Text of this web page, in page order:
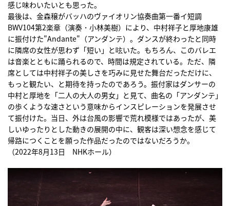
感じ味わいたいとも思った。
最後は、金森穣がバッハのヴァイオリン協奏曲第一番イ短調
BWV104第2楽章（演奏・小林美樹）により、中村祥子と厚地康雄
に振付けた"Andante"（アンダンテ）。ダンスが終わったと同時
に隣席の女性が思わず「短い」と呟いた。もちろん、このバレエ
は音楽とともに踊られるので、時間は規定されている。ただ、隣
席としては中村祥子の美しさを巧みに見せた舞台だっただけに、
もっと観たい、と期待を持ったのであろう。振付家はダンサーの
中村と厚地を「二人の大人の男女」と見て、曲名の「アンダンテ」
の歩くような速さという意味からインスピレーションを発展させ
て振付けた。当日、外は台風の影響で荒れ模様ではあったが、美
しいゆったりとした動きの展開の中に、観客は深い想念を感じて
帰路につくことを願った作品だったのではないだろうか。
（2022年8月13日 NHKホール）